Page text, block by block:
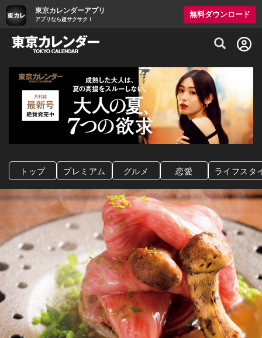
東京カレンダーアプリ
アプリなら超サクサク！
無料ダウンロード
グルメ情報・プレミアムレストラン予約
トップ プレミアム グルメ 恋愛 ライフスタ